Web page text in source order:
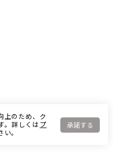
上のため、ク
。詳しくは プ
。
承諾する